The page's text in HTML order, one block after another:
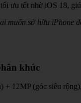
ưu tốt nhờ iOS 18,
muốn sở hữu iPhone
khúc
+ 12MP (góc siêu